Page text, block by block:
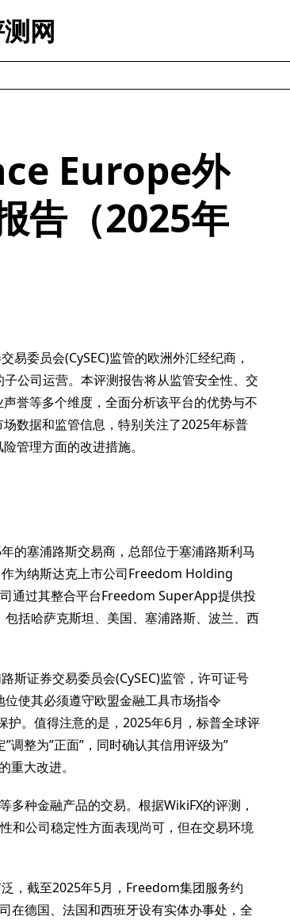
网
Europe外
告（2025年
委员会(CySEC)监管的欧洲外汇经纪商，
公司运营。本评测报告将从监管安全性、交
誉等多个维度，全面分析该平台的优势与不
数据和监管信息，特别关注了2025年标普
管理方面的改进措施。
的塞浦路斯交易商，总部位于塞浦路斯利马
为纳斯达克上市公司Freedom Holding
通过其整合平台Freedom SuperApp提供投
括哈萨克斯坦、美国、塞浦路斯、波兰、西
证券交易委员会(CySEC)监管，许可证号
使其必须遵守欧盟金融工具市场指令
。值得注意的是，2025年6月，标普全球评
整为”正面”，同时确认其信用评级为”
重大改进。
多种金融产品的交易。根据WikiFX的评测，
和公司稳定性方面表现尚可，但在交易环境
，截至2025年5月，Freedom集团服务约
在德国、法国和西班牙设有实体办事处，全